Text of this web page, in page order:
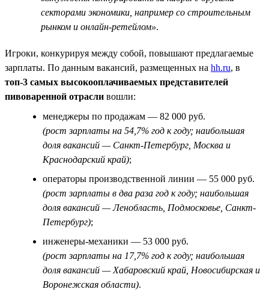
секторами экономики, например со строительным
рынком и онлайн-ретейлом».
Игроки, конкурируя между собой, повышают предлагаемые
зарплаты. По данным вакансий, размещенных на hh.ru, в
топ-3 самых высокооплачиваемых представителей
пивоваренной отрасли вошли:
менеджеры по продажам — 82 000 руб.
(рост зарплаты на 54,7% год к году; наибольшая
доля вакансий — Санкт-Петербург, Москва и
Краснодарский край);
операторы производственной линии — 55 000 руб.
(рост зарплаты в два раза год к году; наибольшая
доля вакансий — Ленобласть, Подмосковье, Санкт-
Петербург);
инженеры-механики — 53 000 руб.
(рост зарплаты на 17,7% год к году; наибольшая
доля вакансий — Хабаровский край, Новосибирская и
Воронежская области).